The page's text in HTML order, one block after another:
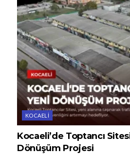
KOCAELI
Kocaeli’de Toptancı
Dönüşüm Projesi